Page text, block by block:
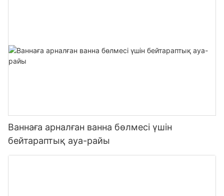
Ваннаға арналған ванна бөлмесі үшін
бейтараптық ауа-райы